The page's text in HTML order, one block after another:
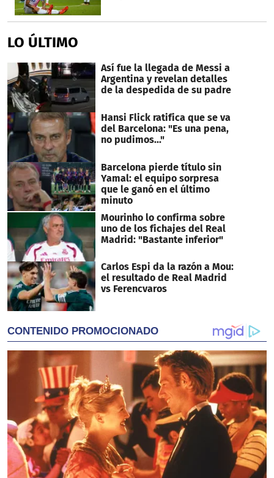
LO ÚLTIMO
Así fue la llegada de Messi a
Argentina y revelan detalles
de la despedida de su padre
Hansi Flick ratifica que se va
del Barcelona: "Es una pena,
no pudimos..."
Barcelona pierde título sin
Yamal: el equipo sorpresa
que le ganó en el último
minuto
Mourinho lo confirma sobre
uno de los fichajes del Real
Madrid: "Bastante inferior"
Carlos Espi da la razón a Mou:
el resultado de Real Madrid
vs Ferencvaros